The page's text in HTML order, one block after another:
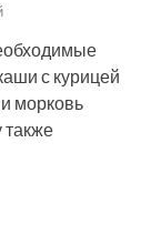
с курицей
морковь
также